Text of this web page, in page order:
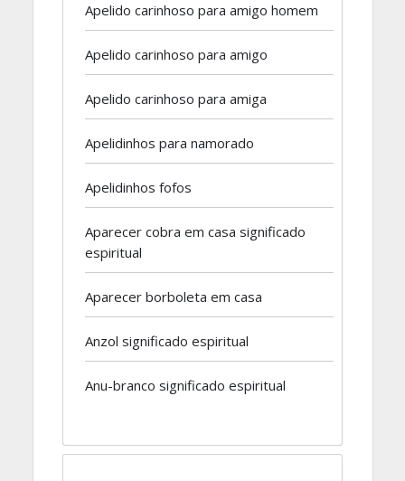
Apelido carinhoso para amigo homem
Apelido carinhoso para amigo
Apelido carinhoso para amiga
Apelidinhos para namorado
Apelidinhos fofos
Aparecer cobra em casa significado
espiritual
Aparecer borboleta em casa
Anzol significado espiritual
Anu-branco significado espiritual